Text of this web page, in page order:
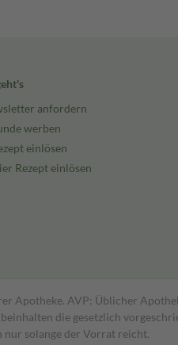
anfordern
werben
einlösen
Rezept einlösen
Apotheke. AVP: Üblicher
die gesetzlich
solange der Vorrat reicht.